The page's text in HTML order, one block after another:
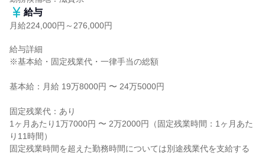
給与
月給224,000円～276,000円
給与詳細
※基本給・固定残業代・一律手当の総額
基本給：月給 19万8000円 〜 24万5000円
固定残業代：あり
1ヶ月あたり1万7000円 〜 2万2000円（固定残業時間：1ヶ月あた
り11時間）
固定残業時間を超えた勤務時間については別途残業代を支給する